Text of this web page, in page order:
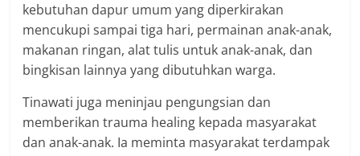
kebutuhan dapur umum yang diperkirakan
mencukupi sampai tiga hari, permainan anak-anak,
makanan ringan, alat tulis untuk anak-anak, dan
bingkisan lainnya yang dibutuhkan warga.
Tinawati juga meninjau pengungsian dan
memberikan trauma healing kepada masyarakat
dan anak-anak. Ia meminta masyarakat terdampak